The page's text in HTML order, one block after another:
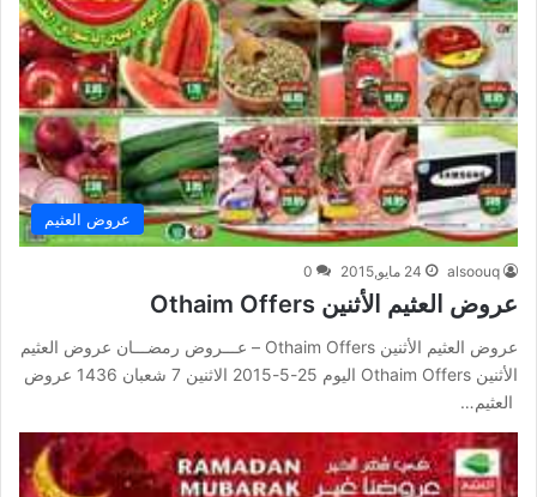
عروض العثيم
alsoouq 24 مايو,2015 0
عروض العثيم الأثنين Othaim Offers
عروض العثيم الأثنين Othaim Offers – عـــروض رمضـــان عروض العثيم
الأثنين Othaim Offers اليوم 25-5-2015 الاثنين 7 شعبان 1436 عروض
العثيم…